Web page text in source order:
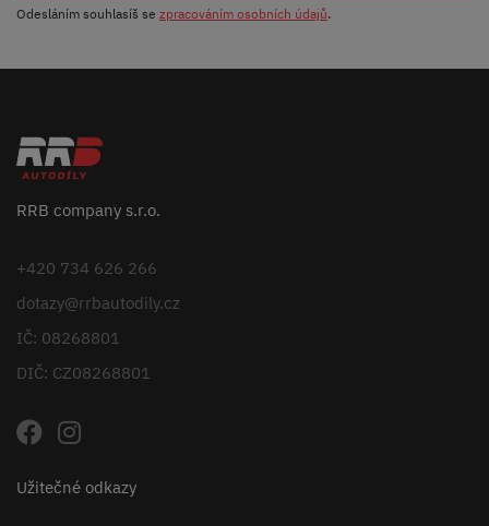
Odesláním souhlasíš se zpracováním osobních údajů.
RRB company s.r.o.
+420 734 626 266
dotazy@rrbautodily.cz
IČ: 08268801
DIČ: CZ08268801
Užitečné odkazy